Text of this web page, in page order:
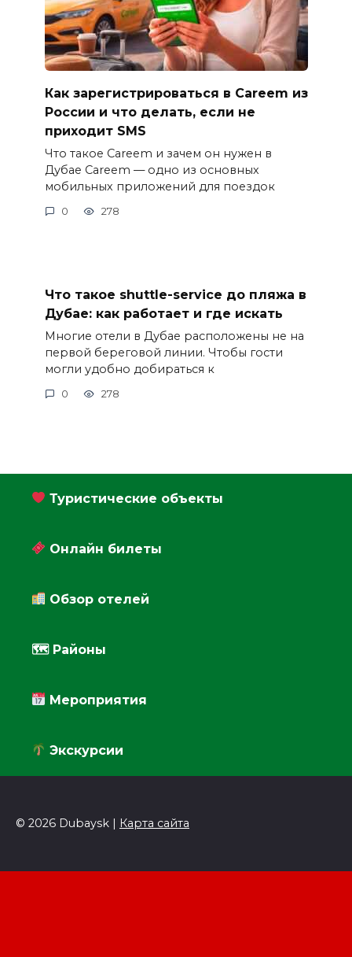
Как зарегистрироваться в Careem из
России и что делать, если не
приходит SMS
Что такое Careem и зачем он нужен в
Дубае Careem — одно из основных
мобильных приложений для поездок
0 278
Что такое shuttle-service до пляжа в
Дубае: как работает и где искать
Многие отели в Дубае расположены не на
первой береговой линии. Чтобы гости
могли удобно добираться к
0 278
Туристические объекты
Онлайн билеты
Обзор отелей
🗺 Районы
Мероприятия
Экскурсии
© 2026 Dubaysk | Карта сайта